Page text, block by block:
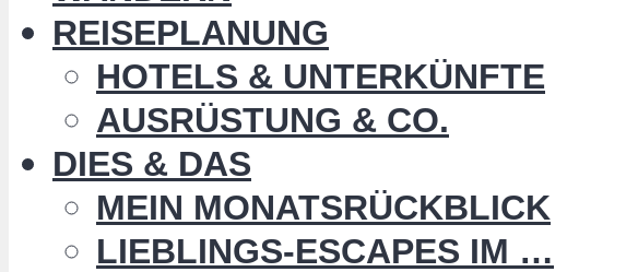
REISEPLANUNG
HOTELS & UNTERKÜNFTE
AUSRÜSTUNG & CO.
DIES & DAS
MEIN MONATSRÜCKBLICK
LIEBLINGS-ESCAPES IM …